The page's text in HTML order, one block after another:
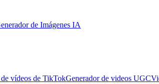
de Imágenes IA
vídeos de TikTokGenerador de videos UGC